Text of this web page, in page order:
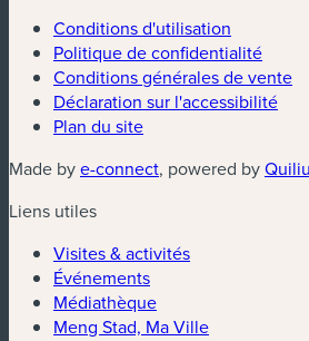
Conditions d'utilisation
Politique de confidentialité
Conditions générales de vente
Déclaration sur l'accessibilité
Plan du site
Made bye-connect(nouvelle fenêtre)
, powered by
Liens utiles
Visites & activités
Événements
Médiathèque
Meng Stad, Ma Ville